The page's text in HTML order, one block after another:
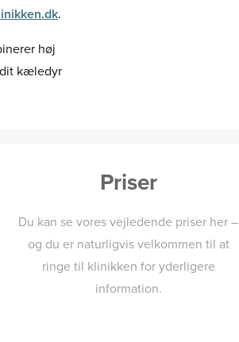
.
høj
kæledyr
Priser
Du kan se vores vejledende priser her –
og du er naturligvis velkommen til at
ringe til klinikken for yderligere
information.